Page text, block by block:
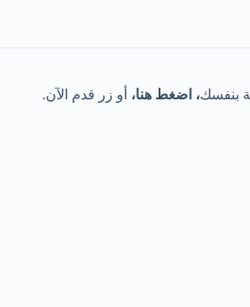
، اضغط هنا، أو زر قدم الآن.